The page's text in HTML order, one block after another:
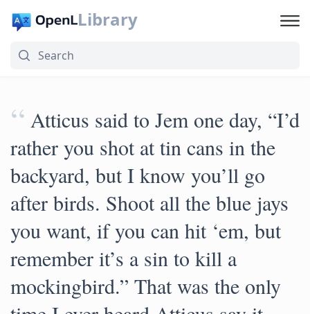
Library
“ Atticus said to Jem one day, “I’d
rather you shot at tin cans in the
backyard, but I know you’ll go
after birds. Shoot all the blue jays
you want, if you can hit ‘em, but
remember it’s a sin to kill a
mockingbird.” That was the only